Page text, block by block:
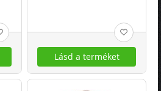
Lásd a terméket